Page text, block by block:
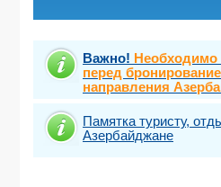
Важно! Необходимо
перед
направления
Памятка туристу,
Азербайджане